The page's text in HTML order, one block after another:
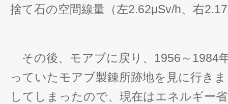
捨て石の空間線量（左2.62μSv/h、右
その後、モアブに戻り、1956～1984
っていたモアブ製錬所跡地を見に行き
してしまったので、現在はエネルギー